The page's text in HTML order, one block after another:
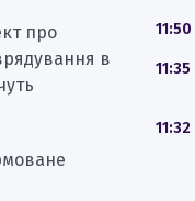
про
в
11:50
11:35
11:32